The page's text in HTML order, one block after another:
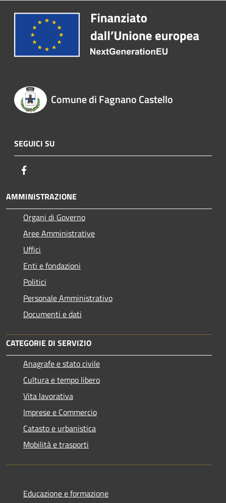
Comune di Fagnano Castello
SEGUICI SU
AMMINISTRAZIONE
Organi di Governo
Aree Amministrative
Uffici
Enti e fondazioni
Politici
Personale Amministrativo
Documenti e dati
CATEGORIE DI SERVIZIO
Anagrafe e stato civile
Cultura e tempo libero
Vita lavorativa
Imprese e Commercio
Catasto e urbanistica
Mobilità e trasporti
Educazione e formazione